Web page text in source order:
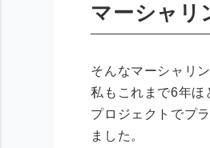
マーシャリ
そんなマーシャリ
私もこれまで6年ほ
プロジェクトでプ
ました。